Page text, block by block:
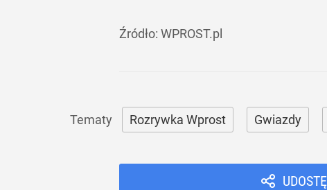
Źródło: WPROST.pl
Rozrywka Wprost Gwiazdy